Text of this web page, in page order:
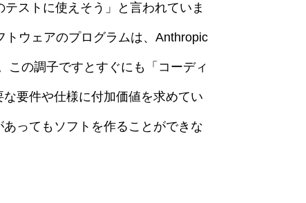
ストに使えそう」と言われていま
ウェアのプログラムは、Anthropic
この調子ですとすぐにも「コーディ
要件や仕様に付加価値を求めてい
ってもソフトを作ることができな